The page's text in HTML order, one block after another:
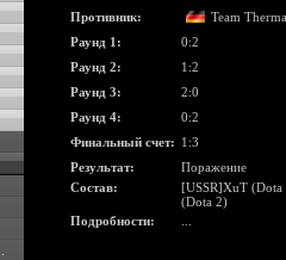
Противник:
Team
Раунд 1:
0:2
Раунд 2:
1:2
Раунд 3:
2:0
Раунд 4:
0:2
Финальный счет: 1:3
Результат:
Поражение
Состав:
[USSR]XuT (Dota
(Dota 2)
Подробности: